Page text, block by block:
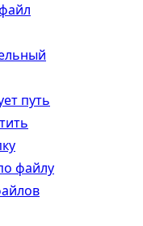
путь
файлу